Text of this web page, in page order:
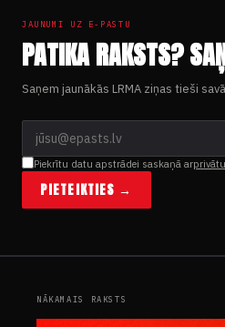
JAUNUMI UZ E-PASTU
PATIKA RAKSTS?
Saņem jaunākās LRMA ziņas tieši
Piekrītu datu apstrādei saskaņā ar
PIETEIKTIES →
NĀKAMAIS RAKSTS